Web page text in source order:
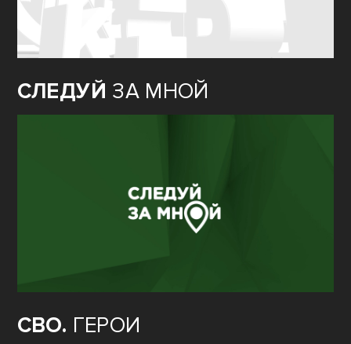
СЛЕДУЙ ЗА МНОЙ
СВО. ГЕРОИ